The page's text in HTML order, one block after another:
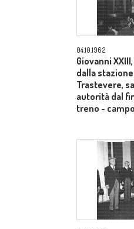
04.10.1962
Giovanni
dalla
Trastevere,
autorità dal
treno -